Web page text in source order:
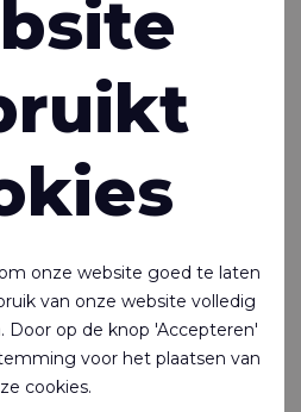
dat u een bericht ontvangt
geplaatst. Ook kunt u aangeven
mogen worden. Bekijk
voor deze optie. Als u de
kan dit gevolgen hebben
deze website. Sommige
door derden die u onder
als u geen cookies wilt, we niet
website nog steeds goed
de site kunnen verloren gaan
niet bezoeken. Daarnaast
onze website goed te laten
van onze website volledig
Door op de knop 'Accepteren'
voor het plaatsen van
cookies.